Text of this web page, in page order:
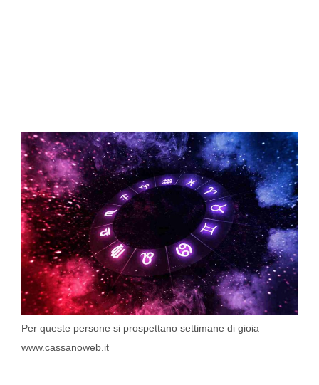
Per queste persone si prospettano settimane di gioia –
www.cassanoweb.it